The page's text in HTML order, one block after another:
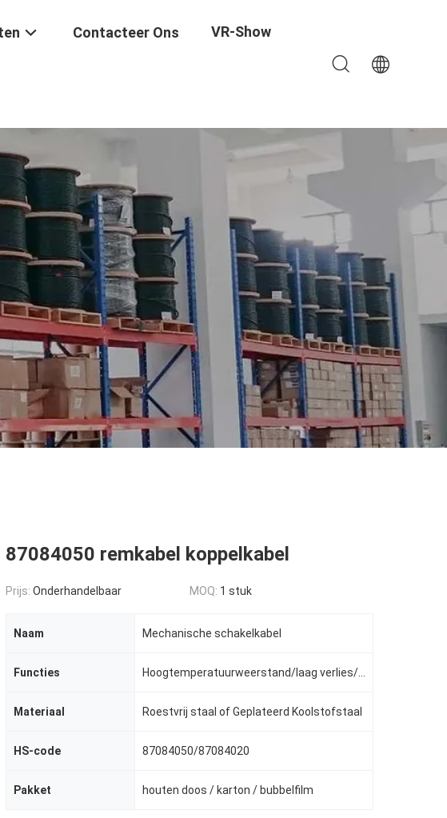
Contacteer Ons VR-Show
87084050 remkabel koppelkabel
Prijs: Onderhandelbaar MOQ: 1 stuk
Naam Mechanische schakelkabel
Functies
Materiaal Roestvrij staal of Geplateerd Koolstofstaal
HS-code 87084050/87084020
Pakket houten doos / karton / bubbelfilm